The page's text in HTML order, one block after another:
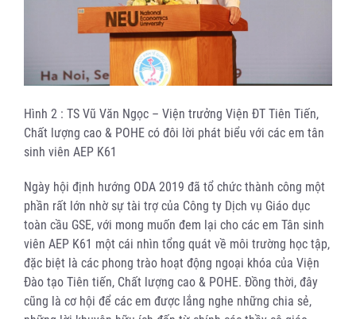
Hình 2 : TS Vũ Văn Ngọc – Viện trưởng Viện ĐT Tiên Tiến,
Chất lượng cao & POHE có đôi lời phát biểu với các em tân
sinh viên AEP K61
Ngày hội định hướng ODA 2019 đã tổ chức thành công một
phần rất lớn nhờ sự tài trợ của Công ty Dịch vụ Giáo dục
toàn cầu GSE, với mong muốn đem lại cho các em Tân sinh
viên AEP K61 một cái nhìn tổng quát về môi trường học tập,
đặc biệt là các phong trào hoạt động ngoại khóa của Viện
Đào tạo Tiên tiến, Chất lượng cao & POHE. Đồng thời, đây
cũng là cơ hội để các em được lắng nghe những chia sẻ,